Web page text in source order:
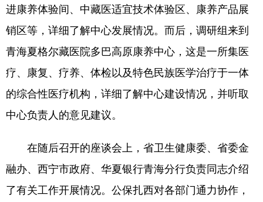
进康养体验间、中藏医适宜技术体验区、康养产品展
销区等，详细了解中心发展情况。而后，调研组来到
青海夏格尔藏医院多巴高原康养中心，这是一所集医
疗、康复、疗养、体检以及特色民族医学治疗于一体
的综合性医疗机构，详细了解中心建设情况，并听取
中心负责人的意见建议。
在随后召开的座谈会上，省卫生健康委、省委金
融办、西宁市政府、华夏银行青海分行负责同志介绍
了有关工作开展情况。公保扎西对各部门通力协作，